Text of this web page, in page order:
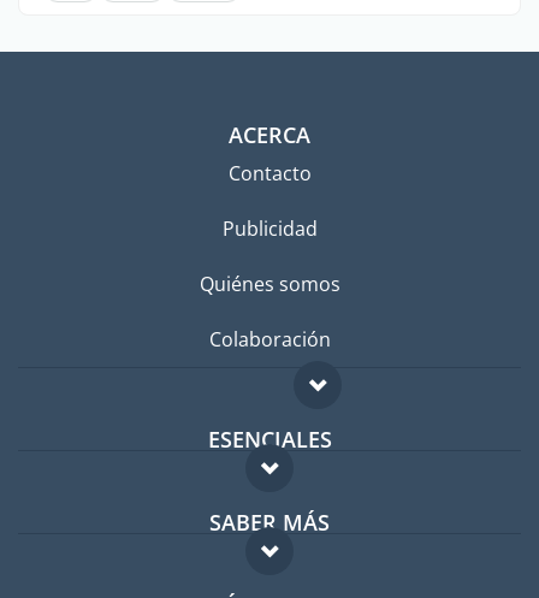
ACERCA
Contacto
Publicidad
Quiénes somos
Colaboración
ESENCIALES
Foro para expatriados
Guía para expatriados
Trabajos en el extranjero
SABER MÁS
FAQ